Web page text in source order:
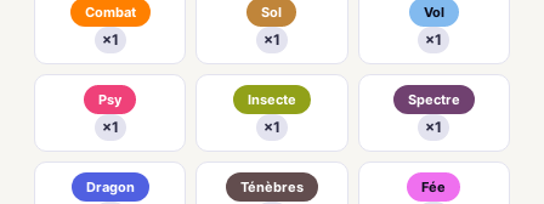
Combat
×1
Sol
×1
Vol
×1
Psy
×1
Insecte
×1
Spectre
×1
Dragon Ténèbres Fée